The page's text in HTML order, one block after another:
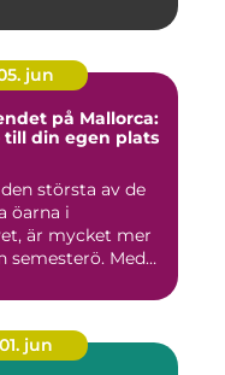
jun
på Mallorca:
till din egen plats
största av de
öarna i
är mycket mer
semesterö. Med
01. jun